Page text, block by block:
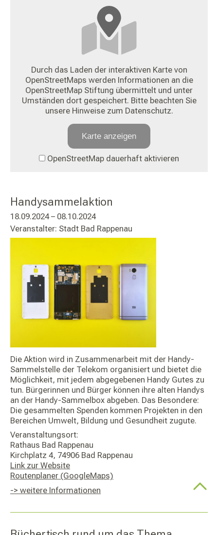
Durch das Laden der interaktiven Karte von
OpenStreetMaps werden Informationen an die
OpenStreetMap Stiftung übermittelt und unter
Umständen dort gespeichert. Bitte beachten Sie
unsere Hinweise zum Datenschutz.
Karte anzeigen
OpenStreetMap dauerhaft aktivieren
Handysammelaktion
18.09.2024 – 08.10.2024
Veranstalter: Stadt Bad Rappenau
Die Aktion wird in Zusammenarbeit mit der Handy-
Sammelstelle der Telekom organisiert und bietet die
Möglichkeit, mit jedem abgegebenen Handy Gutes zu
tun. Bürgerinnen und Bürger können ihre alten Handys
an der Handy-Sammelbox abgeben. Das Besondere:
Die gesammelten Spenden kommen Projekten in den
Bereichen Umwelt, Bildung und Gesundheit zugute.
Veranstaltungsort:
Rathaus Bad Rappenau
Kirchplatz 4, 74906 Bad Rappenau
Link zur Website
Routenplaner (GoogleMaps)
-> weitere Informationen